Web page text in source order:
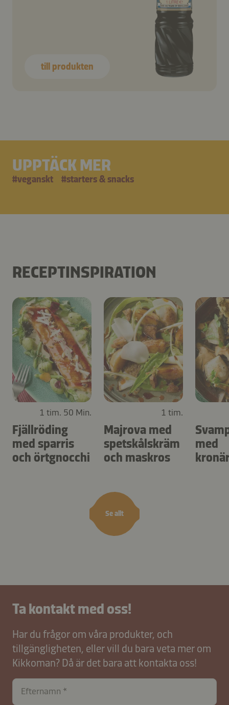
till produkten
UPPTÄCK MER
#veganskt #starters & snacks
RECEPTINSPIRATION
Se allt
1 tim. 50 Min.
Fjällröding
med sparris
och örtgnocchi
1 tim.
Majrova med
spetskålskräm
och maskros
med
Ta kontakt med oss!
Har du frågor om våra produkter, och
tillgängligheten, eller vill du bara veta mer om
Kikkoman? Då är det bara att kontakta oss!
Efternamn